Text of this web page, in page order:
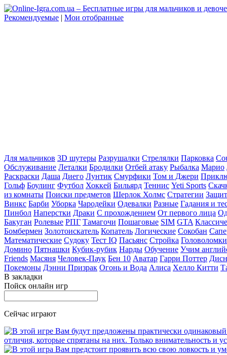
Рекомендуемые | Мои отобранные
Для мальчиков 3D шутеры Разрушалки Стрелялки Парковка
Обслуживание Леталки Бродилки Отбей атаку Рыбалка Марио
Раскраски Даша Диего Лунтик Смурфики Том и Джери
Гольф Боулинг Футбол Хоккей Бильярд Теннис Yeti Sports
из комнаты Поиски предметов Шерлок Холмс Стратегии
Винкс Барби Уборка Чародейки Одевалки Разные Гадания и
Пинбол Наперстки Драки С прохождением От первого лица
Бакуган Ролевые РПГ Тамагочи Пошаговые SIM GTA
Бомбермен Золотоискатель Копатель Логические Сокобан
Математические Судоку Тест IQ Пасьянс Стройка Головоломки
Домино Пятнашки Кубик-рубик Нарды Обучение Учим
Friends Масяня Человек-Паук Бен 10 Аватар Гарри Поттер
Покемоны Дэнни Призрак Огонь и Вода Алиса Хелло Китти
В закладки
Пойск онлайн игр
Сейчас играют